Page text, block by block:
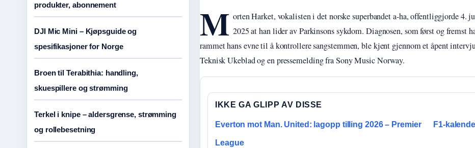
M orten Harket, vokalisten i det norske superbandet a-ha, offentliggjorde 4.
2025 at han lider av Parkinsons sykdom. Diagnosen, som først og fremst
rammet hans evne til å kontrollere sangstemmen, ble kjent gjennom et åpent
Teknisk Ukeblad og en pressemelding fra Sony Music Norway.
IKKE GA GLIPP AV DISSE
Everton mot Man. United: lagopp tilling 2026 – Premier
League
F1-
produkter, abonnement
DJI Mic Mini – Kjøpsguide og
spesifikasjoner for Norge
Broen til Terabithia: handling,
skuespillere og strømming
Terkel i knipe – aldersgrense, strømming
og rollebesetning